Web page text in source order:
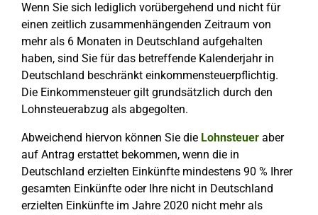
Wenn Sie sich lediglich vorübergehend und nicht für
einen zeitlich zusammenhängenden Zeitraum von
mehr als 6 Monaten in Deutschland aufgehalten
haben, sind Sie für das betreffende Kalenderjahr in
Deutschland beschränkt einkommensteuerpflichtig.
Die Einkommensteuer gilt grundsätzlich durch den
Lohnsteuerabzug als abgegolten.
Abweichend hiervon können Sie die Lohnsteuer aber
auf Antrag erstattet bekommen, wenn die in
Deutschland erzielten Einkünfte mindestens 90 % Ihrer
gesamten Einkünfte oder Ihre nicht in Deutschland
erzielten Einkünfte im Jahre 2020 nicht mehr als